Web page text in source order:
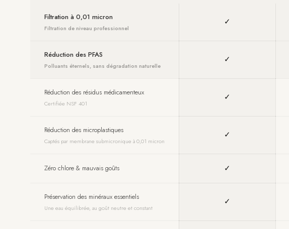
Filtration à 0,01 micron
Filtration de niveau professionnel
✓
Réduction des PFAS
Polluants éternels, sans dégradation naturelle
✓
Réduction des résidus médicamenteux
Certifiée NSF 401
✓
Réduction des microplastiques
Captés par membrane submicronique à 0,01 micron
✓
Zéro chlore & mauvais goûts ✓
Préservation des minéraux essentiels
Une eau équilibrée, au goût neutre et constant
✓